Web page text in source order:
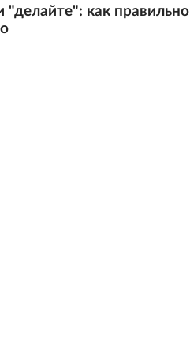
"делайте": как правильно